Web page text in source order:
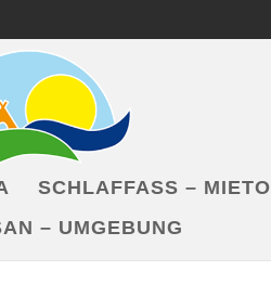
SCHLAFFASS –
– UMGEBUNG